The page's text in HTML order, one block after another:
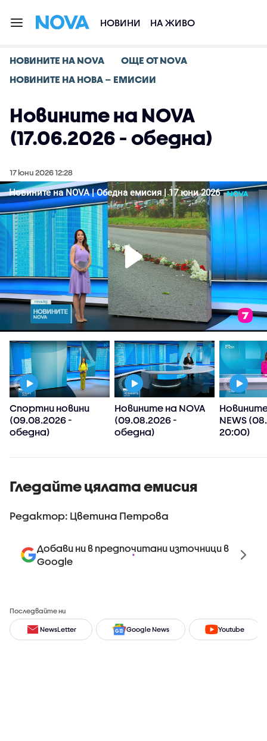
НОВИНИ НА ЖИВО
НОВИНИТЕ НА NOVA
ОЩЕ ОТ NOVA
НОВИНИТЕ НА НОВА – ЕМИСИИ
Новините на NOVA
(17.06.2026 - обедна)
17 юни 2026 12:28
Спортни новини
(09.08.2026 -
обедна)
Новините на NOVA
(09.08.2026 -
обедна)
NEWS
20:00)
Гледайте цялата емисия
Редактор: Цветина Петрова
Добави ни в предпочитани източници в
Google
Последвайте ни
NewsLetter Google News Youtube